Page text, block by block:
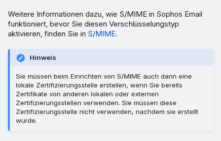
Weitere Informationen dazu, wie S/MIME in Sophos Email
funktioniert, bevor Sie diesen Verschlüsselungstyp
aktivieren, finden Sie in S/MIME.
Hinweis
Sie müssen beim Einrichten von S/MIME auch dann eine
lokale Zertifizierungsstelle erstellen, wenn Sie bereits
Zertifikate von anderen lokalen oder externen
Zertifizierungsstellen verwenden. Sie müssen diese
Zertifizierungsstelle nicht verwenden, nachdem sie erstellt
wurde.